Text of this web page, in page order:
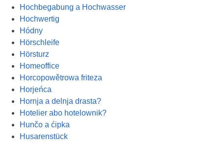
Hochbegabung a Hochwasser
Hochwertig
Hódny
Hörschleife
Hörsturz
Homeoffice
Horcopowětrowa friteza
Horjeńca
Hornja a delnja drasta?
Hotelier abo hotelownik?
Hunčo a ćipka
Husarenstück